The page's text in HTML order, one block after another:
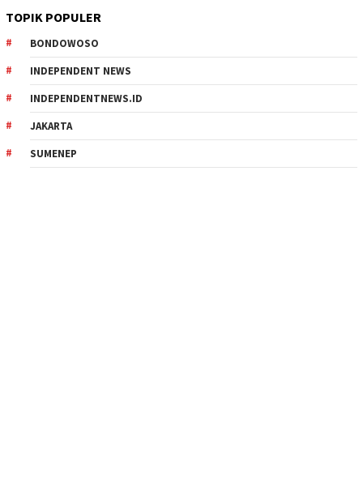
TOPIK POPULER
BONDOWOSO
INDEPENDENT NEWS
INDEPENDENTNEWS.ID
JAKARTA
SUMENEP